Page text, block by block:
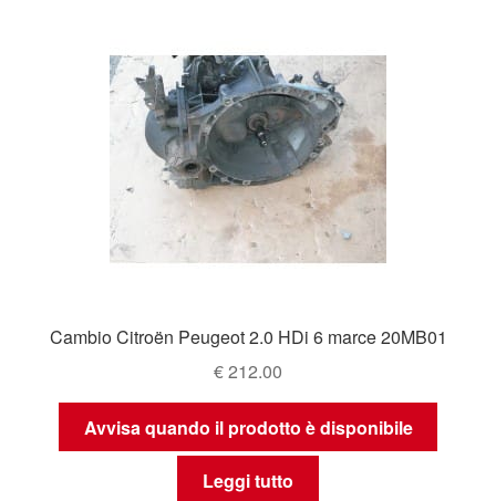
Cambio Citroën Peugeot 2.0 HDi 6 marce 20MB01
€212.00
Avvisa quando il prodotto è disponibile
Leggi tutto